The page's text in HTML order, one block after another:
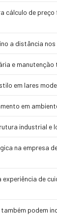
cálculo de preço
a distância
e manutenção
em lares
em
industrial e
na empresa
experiência de
podem